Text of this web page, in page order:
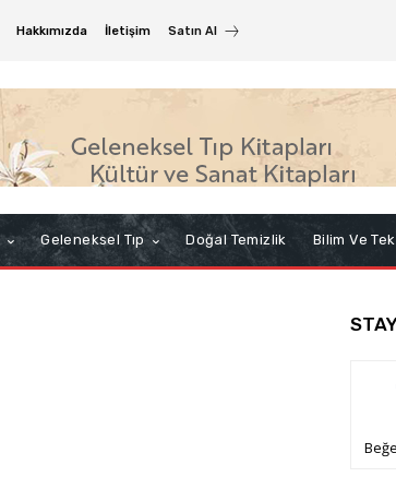
Hakkımızda İletişim Satın Al
Geleneksel Tıp Doğal Temizlik Bilim Ve